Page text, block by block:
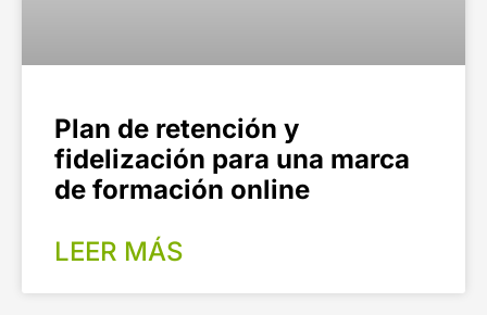
Plan de retención y
fidelización para una marca
de formación online
LEER MÁS